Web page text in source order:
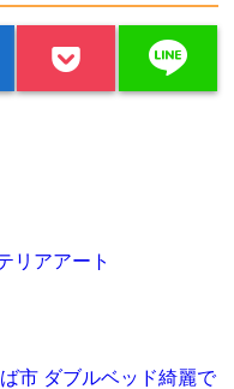
line
リアアート
市 ダブルベッド綺麗で